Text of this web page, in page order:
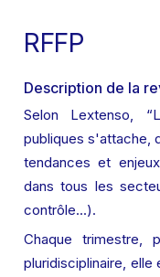
RFFP
Description de la
Selon Lextenso,
publiques s'attache,
tendances et
dans tous les
contrôle...).
Chaque trimestre,
pluridisciplinaire,